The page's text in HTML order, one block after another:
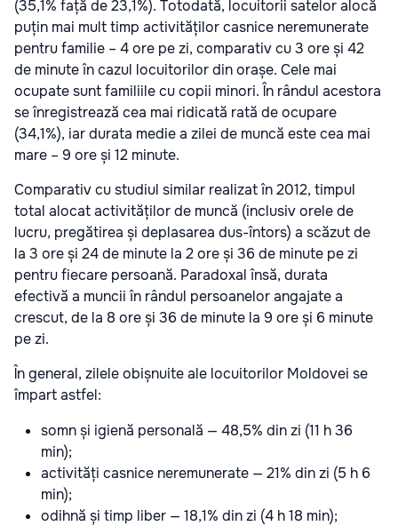
(35,1% față de 23,1%). Totodată, locuitorii satelor alocă
puțin mai mult timp activităților casnice neremunerate
pentru familie – 4 ore pe zi, comparativ cu 3 ore și 42
de minute în cazul locuitorilor din orașe. Cele mai
ocupate sunt familiile cu copii minori. În rândul acestora
se înregistrează cea mai ridicată rată de ocupare
(34,1%), iar durata medie a zilei de muncă este cea mai
mare – 9 ore și 12 minute.
Comparativ cu studiul similar realizat în 2012, timpul
total alocat activităților de muncă (inclusiv orele de
lucru, pregătirea și deplasarea dus-întors) a scăzut de
la 3 ore și 24 de minute la 2 ore și 36 de minute pe zi
pentru fiecare persoană. Paradoxal însă, durata
efectivă a muncii în rândul persoanelor angajate a
crescut, de la 8 ore și 36 de minute la 9 ore și 6 minute
pe zi.
În general, zilele obișnuite ale locuitorilor Moldovei se
împart astfel:
somn și igienă personală — 48,5% din zi (11 h 36
min);
activități casnice neremunerate — 21% din zi (5 h 6
min);
odihnă și timp liber — 18,1% din zi (4 h 18 min);